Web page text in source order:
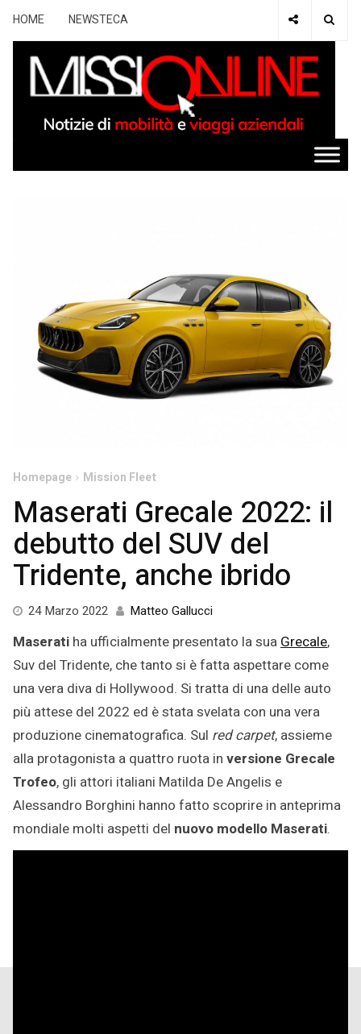
HOME NEWSTECA
Homepage Mission Fleet
Maserati Grecale 2022: il
debutto del SUV del
Tridente, anche ibrido
24 Marzo 20224
2022
Matteo Gallucci
Maserati ha ufficialmente presentato la sua Grecale,
Suv del Tridente, che tanto si è fatta aspettare come
una vera diva di Hollywood. Si tratta di una delle auto
più attese del 2022 ed è stata svelata con una vera
produzione cinematografica. Sul red carpet, assieme
alla protagonista a quattro ruota in versione Grecale
Trofeo, gli attori italiani Matilda De Angelis e
Alessandro Borghini hanno fatto scoprire in anteprima
mondiale molti aspetti del nuovo modello Maserati.